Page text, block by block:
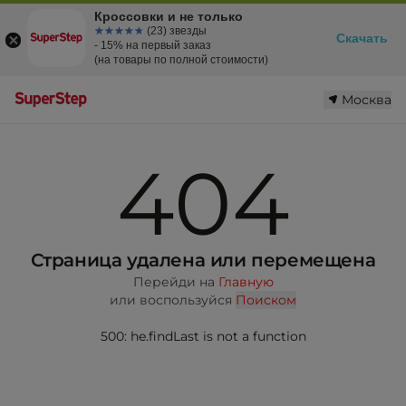
Москва
404
Страница удалена или перемещена
Перейди на Главную
или воспользуйся Поиском
500: he.findLast is not a function
Кроссовки и не только
☆☆☆☆☆
★★★★★ (23) звезды
- 15% на первый заказ
(на товары по полной стоимости)
Скачать